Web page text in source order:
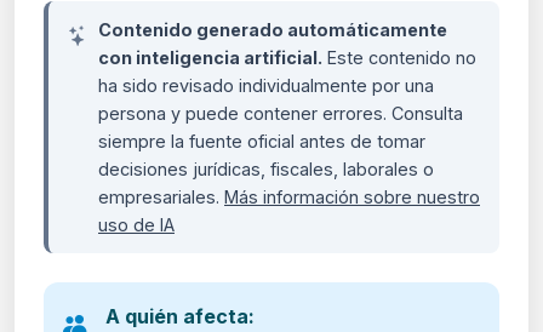
Contenido generado automáticamente
con inteligencia artificial. Este contenido no
ha sido revisado individualmente por una
persona y puede contener errores. Consulta
siempre la fuente oficial antes de tomar
decisiones jurídicas, fiscales, laborales o
empresariales. Más información sobre nuestro
uso de IA
A quién afecta: